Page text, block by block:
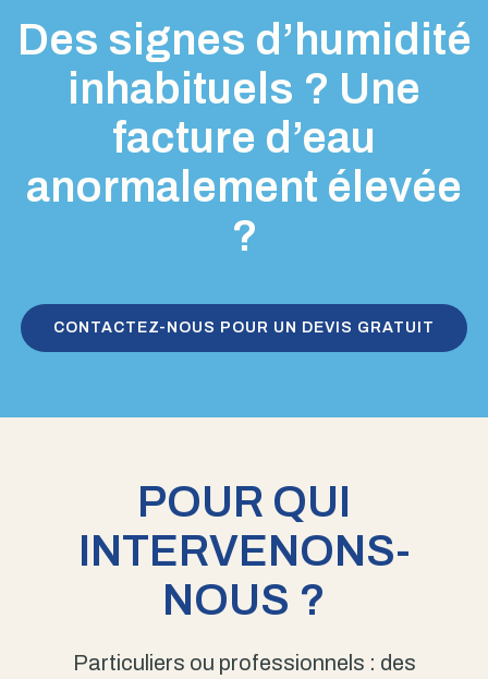
Des signes d’humidité
inhabituels ? Une
facture d’eau
anormalement élevée
?
CONTACTEZ-NOUS POUR UN DEVIS GRATUIT
POUR QUI
INTERVENONS-
NOUS ?
Particuliers ou professionnels : des